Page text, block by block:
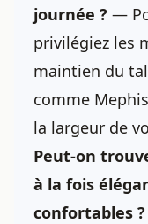
journée ? —
privilégiez les
maintien du
comme
la largeur de
Peut-on
à la fois
confortables ?